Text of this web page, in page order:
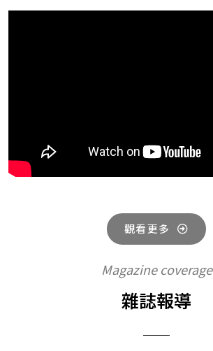
觀看更多
Magazine coverage
雜誌報導